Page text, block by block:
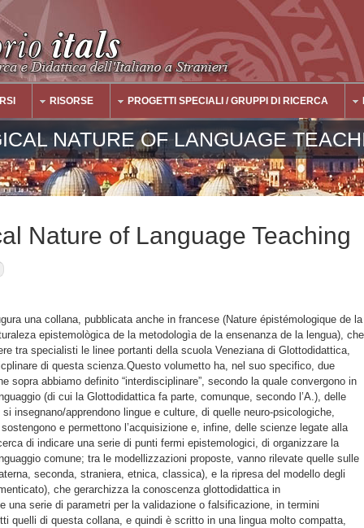
RISORSE PROGETTI SPECIALI / GRUPPI DI RICERCA
NATURE OF LANGUAGE
Nature of Language Teaching
una collana, pubblicata anche in francese (Nature épistémologique de la
epistemològica de la metodologìa de la ensenanza de la lengua), che
tra specialisti le linee portanti della scuola Veneziana di Glottodidattica,
di questa scienza.Questo volumetto ha, nel suo specifico, due
sopra abbiamo definito “interdisciplinare”, secondo la quale convergono in
(di cui la Glottodidattica fa parte, comunque, secondo l’A.), delle
insegnano/apprendono lingue e culture, di quelle neuro-psicologiche,
e permettono l’acquisizione e, infine, delle scienze legate alla
di indicare una serie di punti fermi epistemologici, di organizzare la
comune; tra le modellizzazioni proposte, vanno rilevate quelle sulle
seconda, straniera, etnica, classica), e la ripresa del modello degli
che gerarchizza la conoscenza glottodidattica in
una serie di parametri per la validazione o falsificazione, in termini
quelli di questa collana, e quindi è scritto in una lingua molto compatta,